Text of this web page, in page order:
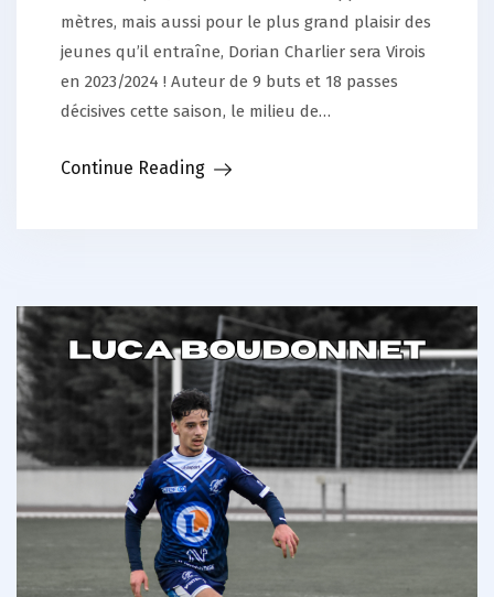
mètres, mais aussi pour le plus grand plaisir des
jeunes qu’il entraîne, Dorian Charlier sera Virois
en 2023/2024 ! Auteur de 9 buts et 18 passes
décisives cette saison, le milieu de…
Continue Reading